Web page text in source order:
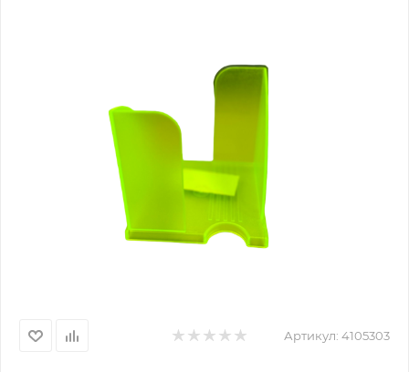
Артикул: 4105303